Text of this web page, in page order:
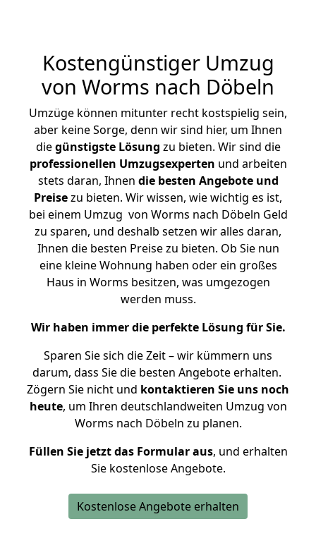
Kostengünstiger Umzug
von Worms nach Döbeln
Umzüge können mitunter recht kostspielig sein,
aber keine Sorge, denn wir sind hier, um Ihnen
diegünstigste Lösung zu bieten. Wir sind die
professionellen Umzugsexperten und arbeiten
stets daran, Ihnen die besten Angebote und
Preisezu bieten. Wir wissen, wie wichtig es ist,
bei einem Umzug von Worms nach Döbeln Geld
zu sparen, und deshalb setzen wir alles daran,
Ihnen die besten Preise zu bieten. Ob Sie nun
eine kleine Wohnung haben oder ein großes
Haus in Worms besitzen, was umgezogen
werden muss.
Wir haben immer die perfekte Lösung für Sie.
Sparen Sie sich die Zeit – wir kümmern uns
darum, dass Sie die besten Angebote erhalten.
Zögern Sie nicht und kontaktieren Sie uns noch
heute, um Ihren deutschlandweiten Umzug von
Worms nach Döbeln zu planen.
Füllen Sie jetzt das Formular aus, und erhalten
Sie kostenlose Angebote.
Kostenlose Angebote erhalten